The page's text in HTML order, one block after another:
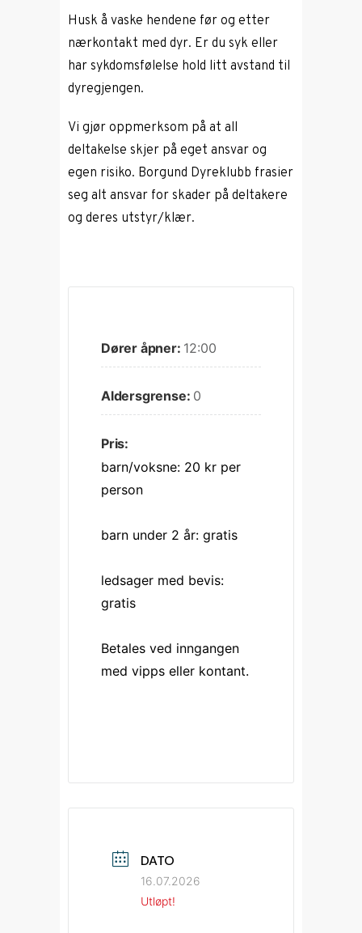
Husk å vaske hendene før og etter
nærkontakt med dyr. Er du syk eller
har sykdomsfølelse hold litt avstand til
dyregjengen.
Vi gjør oppmerksom på at all
deltakelse skjer på eget ansvar og
egen risiko. Borgund Dyreklubb frasier
seg alt ansvar for skader på deltakere
og deres utstyr/klær.
Dører åpner: 12:00
Aldersgrense: 0
Pris:
barn/voksne: 20 kr per
person
barn under 2 år: gratis
ledsager med bevis:
gratis
Betales ved inngangen
med vipps eller kontant.
DATO
16.07.2026
Utløpt!